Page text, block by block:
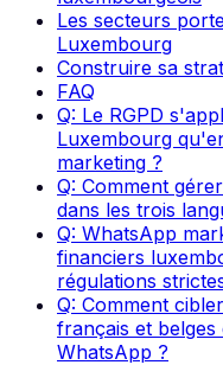
Les secteurs
Luxembourg
Construire sa
FAQ
Q: Le RGPD
Luxembourg
marketing ?
Q: Comment
dans les trois
Q: WhatsApp
financiers
régulations
Q: Comment
français et
WhatsApp ?